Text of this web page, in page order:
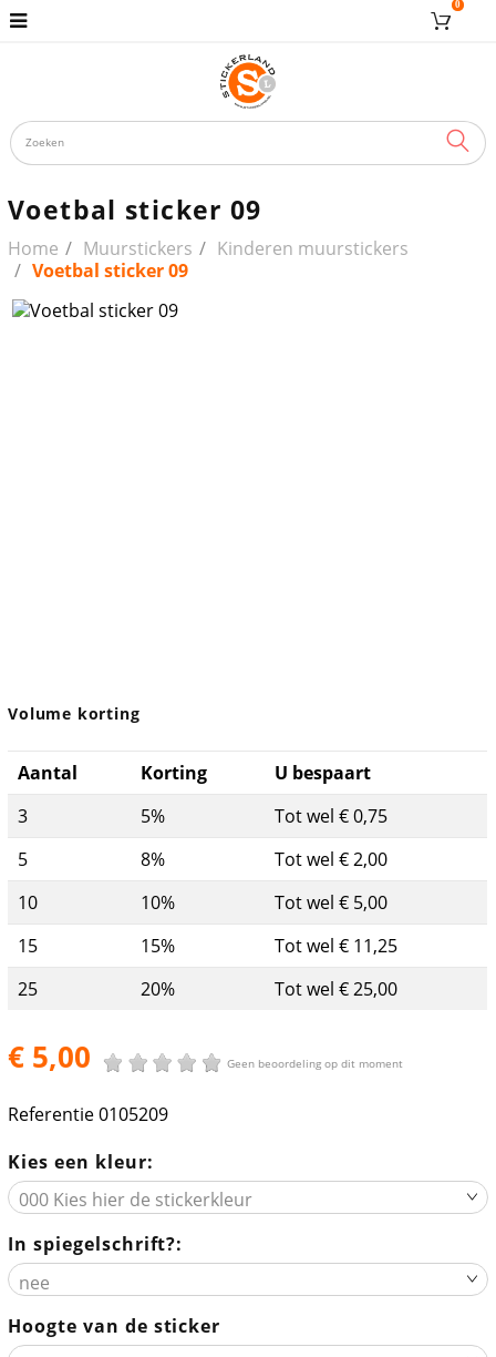
0
Voetbal sticker 09
Home Muurstickers
Kinderen muurstickers
Voetbal sticker 09
Volume korting
Aantal Korting
U bespaart
3
5%
Tot wel € 0,75
5
8%
Tot wel € 2,00
10
10%
Tot wel € 5,00
15
15%
Tot wel € 11,25
25
20% Tot wel € 25,00
€ 5,00 Geen beoordeling op dit moment
Referentie0105209
Kies een kleur:
In spiegelschrift?:
Hoogte van de sticker